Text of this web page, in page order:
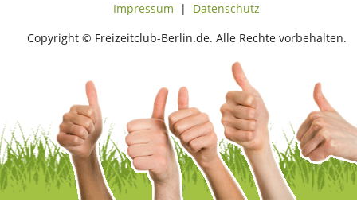
Impressum | Datenschutz
Copyright © Freizeitclub-Berlin.de. Alle Rechte vorbehalten.